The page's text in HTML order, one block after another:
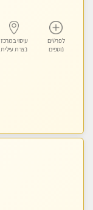
לפרטים
נוספים
עיסוי במרכז
נצרת עילית